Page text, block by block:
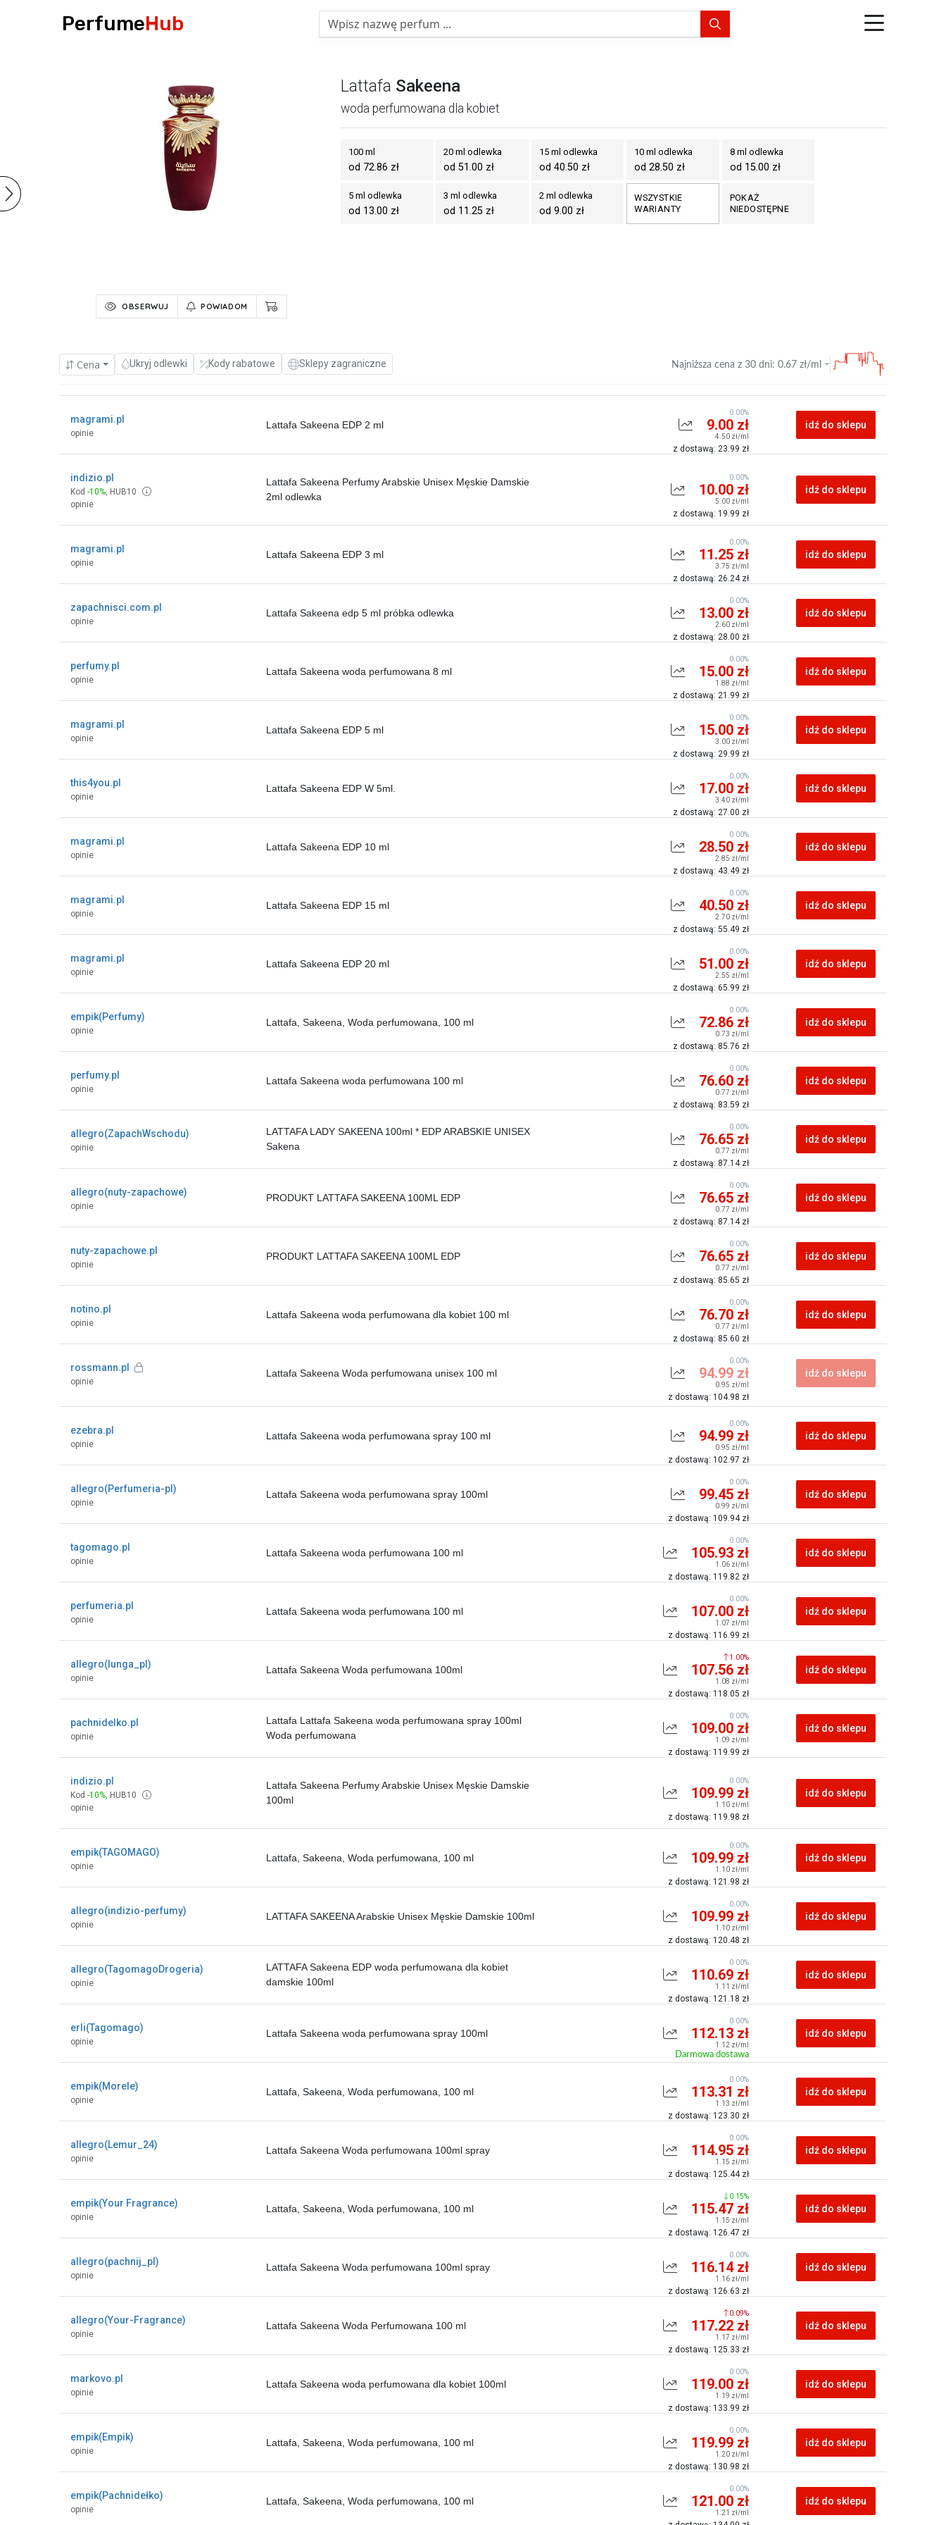
PerfumeHub
OBSERWUJ POWIADOM
Lattafa Sakeena
woda perfumowana dla kobiet
100 ml
od 72.86 zł
20 ml odlewka
od 51.00 zł
15 ml odlewka
od 40.50 zł
10 ml odlewka
od 28.50 zł
8 ml odlewka
od 15.00 zł
5 ml odlewka
od 13.00 zł
3 ml odlewka
od 11.25 zł
2 ml odlewka
od 9.00 zł
WSZYSTKIE
WARIANTY
POKAŻ
NIEDOSTĘPNE
Cena Ukryj odlewki Kody rabatowe Sklepy zagraniczne Najniższa cena z 30 dni:0.67 zł/ml
magrami.pl
opinie
Lattafa Sakeena EDP 2 ml 9.00 zł
4.50 zł/ml
z dostawą: 23.99 zł
0.00%
idź do sklepu
indizio.pl
Kod -10%, HUB10
opinie
Lattafa Sakeena Perfumy Arabskie Unisex Męskie Damskie
2ml odlewka
10.00 zł
5.00 zł/ml
z dostawą: 19.99 zł
0.00%
idź do sklepu
magrami.pl
opinie
Lattafa Sakeena EDP 3 ml 11.25 zł
3.75 zł/ml
z dostawą: 26.24 zł
0.00%
idź do sklepu
zapachnisci.com.pl
opinie
Lattafa Sakeena edp 5 ml próbka odlewka 13.00 zł
2.60 zł/ml
z dostawą: 28.00 zł
0.00%
idź do sklepu
perfumy.pl
opinie
Lattafa Sakeena woda perfumowana 8 ml 15.00 zł
1.88 zł/ml
z dostawą: 21.99 zł
0.00%
idź do sklepu
magrami.pl
opinie
Lattafa Sakeena EDP 5 ml 15.00 zł
3.00 zł/ml
z dostawą: 29.99 zł
0.00%
idź do sklepu
this4you.pl
opinie
Lattafa Sakeena EDP W 5ml. 17.00 zł
3.40 zł/ml
z dostawą: 27.00 zł
0.00%
idź do sklepu
magrami.pl
opinie
Lattafa Sakeena EDP 10 ml 28.50 zł
2.85 zł/ml
z dostawą: 43.49 zł
0.00%
idź do sklepu
magrami.pl
opinie
Lattafa Sakeena EDP 15 ml 40.50 zł
2.70 zł/ml
z dostawą: 55.49 zł
0.00%
idź do sklepu
magrami.pl
opinie
Lattafa Sakeena EDP 20 ml 51.00 zł
2.55 zł/ml
z dostawą: 65.99 zł
0.00%
idź do sklepu
empik(Perfumy)
opinie
Lattafa, Sakeena, Woda perfumowana, 100 ml 72.86 zł
0.73 zł/ml
z dostawą: 85.76 zł
0.00%
idź do sklepu
perfumy.pl
opinie
Lattafa Sakeena woda perfumowana 100 ml 76.60 zł
0.77 zł/ml
z dostawą: 83.59 zł
0.00%
idź do sklepu
allegro(ZapachWschodu)
opinie
LATTAFA LADY SAKEENA 100ml * EDP ARABSKIE UNISEX
Sakena
76.65 zł
0.77 zł/ml
z dostawą: 87.14 zł
0.00%
idź do sklepu
allegro(nuty-zapachowe)
opinie
PRODUKT LATTAFA SAKEENA 100ML EDP 76.65 zł
0.77 zł/ml
z dostawą: 87.14 zł
0.00%
idź do sklepu
nuty-zapachowe.pl
opinie
PRODUKT LATTAFA SAKEENA 100ML EDP 76.65 zł
0.77 zł/ml
z dostawą: 85.65 zł
0.00%
idź do sklepu
notino.pl
opinie
Lattafa Sakeena woda perfumowana dla kobiet 100 ml 76.70 zł
0.77 zł/ml
z dostawą: 85.60 zł
0.00%
idź do sklepu
rossmann.pl
opinie
Lattafa Sakeena Woda perfumowana unisex 100 ml 94.99 zł
0.95 zł/ml
z dostawą: 104.98 zł
0.00%
idź do sklepu
ezebra.pl
opinie
Lattafa Sakeena woda perfumowana spray 100 ml 94.99 zł
0.95 zł/ml
z dostawą: 102.97 zł
0.00%
idź do sklepu
allegro(Perfumeria-pl)
opinie
Lattafa Sakeena woda perfumowana spray 100ml 99.45 zł
0.99 zł/ml
z dostawą: 109.94 zł
0.00%
idź do sklepu
tagomago.pl
opinie
Lattafa Sakeena woda perfumowana 100 ml 105.93 zł
1.06 zł/ml
z dostawą: 119.82 zł
0.00%
idź do sklepu
perfumeria.pl
opinie
Lattafa Sakeena woda perfumowana 100 ml 107.00 zł
1.07 zł/ml
z dostawą: 116.99 zł
0.00%
idź do sklepu
allegro(lunga_pl)
opinie
Lattafa Sakeena Woda perfumowana 100ml 107.56 zł
1.08 zł/ml
z dostawą: 118.05 zł
1.00%
idź do sklepu
pachnidelko.pl
opinie
Lattafa Lattafa Sakeena woda perfumowana spray 100ml
Woda perfumowana
109.00 zł
1.09 zł/ml
z dostawą: 119.99 zł
0.00%
idź do sklepu
indizio.pl
Kod -10%, HUB10
opinie
Lattafa Sakeena Perfumy Arabskie Unisex Męskie Damskie
100ml
109.99 zł
1.10 zł/ml
z dostawą: 119.98 zł
0.00%
idź do sklepu
empik(TAGOMAGO)
opinie
Lattafa, Sakeena, Woda perfumowana, 100 ml 109.99 zł
1.10 zł/ml
z dostawą: 121.98 zł
0.00%
idź do sklepu
allegro(indizio-perfumy)
opinie
LATTAFA SAKEENA Arabskie Unisex Męskie Damskie 100ml 109.99 zł
1.10 zł/ml
z dostawą: 120.48 zł
0.00%
idź do sklepu
allegro(TagomagoDrogeria)
opinie
LATTAFA Sakeena EDP woda perfumowana dla kobiet
damskie 100ml
110.69 zł
1.11 zł/ml
z dostawą: 121.18 zł
0.00%
idź do sklepu
erli(Tagomago)
opinie
Lattafa Sakeena woda perfumowana spray 100ml 112.13 zł
1.12 zł/ml
Darmowa dostawa
0.00%
idź do sklepu
empik(Morele)
opinie
Lattafa, Sakeena, Woda perfumowana, 100 ml 113.31 zł
1.13 zł/ml
z dostawą: 123.30 zł
0.00%
idź do sklepu
allegro(Lemur_24)
opinie
Lattafa Sakeena Woda perfumowana 100ml spray 114.95 zł
1.15 zł/ml
z dostawą: 125.44 zł
0.00%
idź do sklepu
empik(Your Fragrance)
opinie
Lattafa, Sakeena, Woda perfumowana, 100 ml 115.47 zł
1.15 zł/ml
z dostawą: 126.47 zł
0.15%
idź do sklepu
allegro(pachnij_pl)
opinie
Lattafa Sakeena Woda perfumowana 100ml spray 116.14 zł
1.16 zł/ml
z dostawą: 126.63 zł
0.00%
idź do sklepu
allegro(Your-Fragrance)
opinie
Lattafa Sakeena Woda Perfumowana 100 ml 117.22 zł
1.17 zł/ml
z dostawą: 125.33 zł
0.09%
idź do sklepu
markovo.pl
opinie
Lattafa Sakeena woda perfumowana dla kobiet 100ml 119.00 zł
1.19 zł/ml
z dostawą: 133.99 zł
0.00%
idź do sklepu
empik(Empik)
opinie
Lattafa, Sakeena, Woda perfumowana, 100 ml 119.99 zł
1.20 zł/ml
z dostawą: 130.98 zł
0.00%
idź do sklepu
empik(Pachnidełko)
opinie
Lattafa, Sakeena, Woda perfumowana, 100 ml 121.00 zł
1.21 zł/ml
0.00%
idź do sklepu